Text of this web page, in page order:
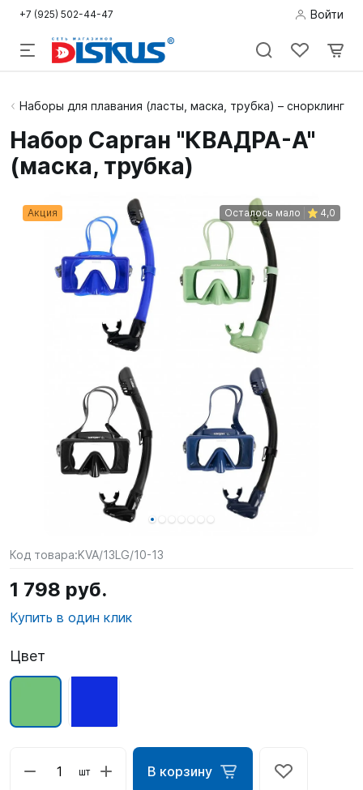
+7 (925) 502-44-47 Войти
Подводная
Дайвинг
Снорклинг /
Пляж
Фридайвинг
Детям
сёрфинг
Подарочные
Карты
Акции
Наборы для плавания (ласты, маска, трубка) – снорклинг
Набор Сарган "КВАДРА-А"
(маска, трубка)
Акция Осталось мало 4,0
Код товара:KVA/13LG/10-13
1 798 руб.
Купить в один клик
Цвет
шт В корзину